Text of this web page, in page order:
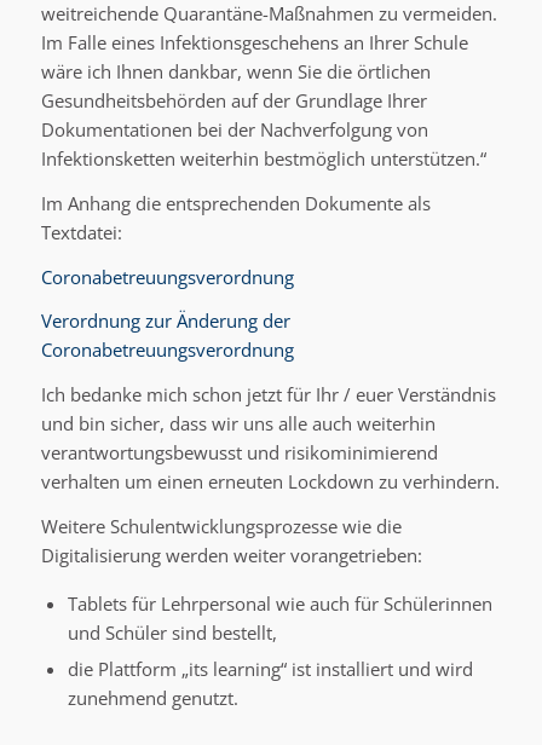
weitreichende Quarantäne-Maßnahmen zu vermeiden.
Im Falle eines Infektionsgeschehens an Ihrer Schule
wäre ich Ihnen dankbar, wenn Sie die örtlichen
Gesundheitsbehörden auf der Grundlage Ihrer
Dokumentationen bei der Nachverfolgung von
Infektionsketten weiterhin bestmöglich unterstützen.“
Im Anhang die entsprechenden Dokumente als
Textdatei:
Coronabetreuungsverordnung
Verordnung zur Änderung der
Coronabetreuungsverordnung
Ich bedanke mich schon jetzt für Ihr / euer Verständnis
und bin sicher, dass wir uns alle auch weiterhin
verantwortungsbewusst und risikominimierend
verhalten um einen erneuten Lockdown zu verhindern.
Weitere Schulentwicklungsprozesse wie die
Digitalisierung werden weiter vorangetrieben:
Tablets für Lehrpersonal wie auch für Schülerinnen
und Schüler sind bestellt,
die Plattform „its learning“ ist installiert und wird
zunehmend genutzt.